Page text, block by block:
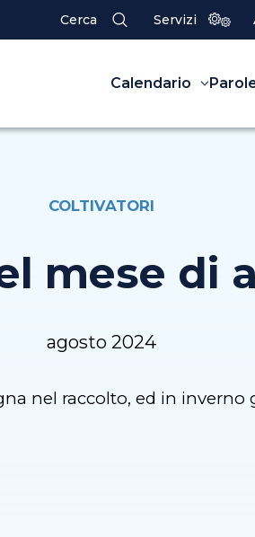
Cerca Servizi
Calendario
COLTIVATORI
mese di
agosto 2024
nel raccolto, ed in inverno